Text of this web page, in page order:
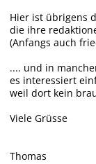
Hier ist übrigens
die ihre
(Anfangs auch
.... und in
es interessiert
weil dort kein
Viele Grüsse
Thomas